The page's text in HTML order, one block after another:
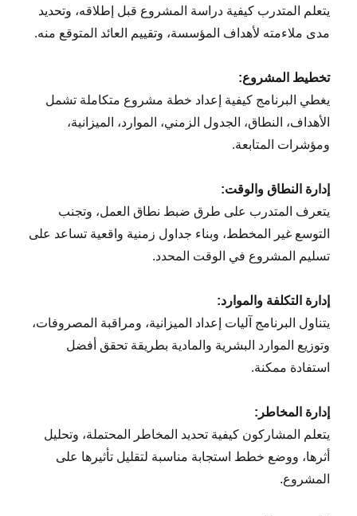
يتعلم المتدرب كيفية دراسة المشروع قبل إطلاقه، وتحديد
مدى ملاءمته لأهداف المؤسسة، وتقييم العائد المتوقع منه.
تخطيط المشروع:
يغطي البرنامج كيفية إعداد خطة مشروع متكاملة تشمل
الأهداف، النطاق، الجدول الزمني، الموارد، الميزانية،
ومؤشرات المتابعة.
إدارة النطاق والوقت:
يتعرف المتدرب على طرق ضبط نطاق العمل، وتجنب
التوسع غير المخطط، وبناء جداول زمنية واقعية تساعد على
تسليم المشروع في الوقت المحدد.
إدارة التكلفة والموارد:
يتناول البرنامج آليات إعداد الميزانية، ومراقبة المصروفات،
وتوزيع الموارد البشرية والمادية بطريقة تحقق أفضل
استفادة ممكنة.
إدارة المخاطر:
يتعلم المشاركون كيفية تحديد المخاطر المحتملة، وتحليل
أثرها، ووضع خطط استجابة مناسبة لتقليل تأثيرها على
المشروع.